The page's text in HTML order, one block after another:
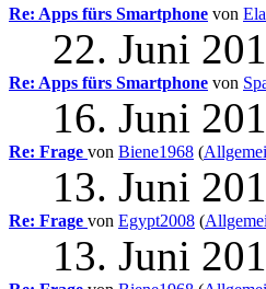
Re: Apps fürs Smartphone von
22. Juni
Re: Apps fürs Smartphone von
16. Juni
Re: Frage von Biene1968 (
13. Juni
Re: Frage von Egypt2008 (
13. Juni